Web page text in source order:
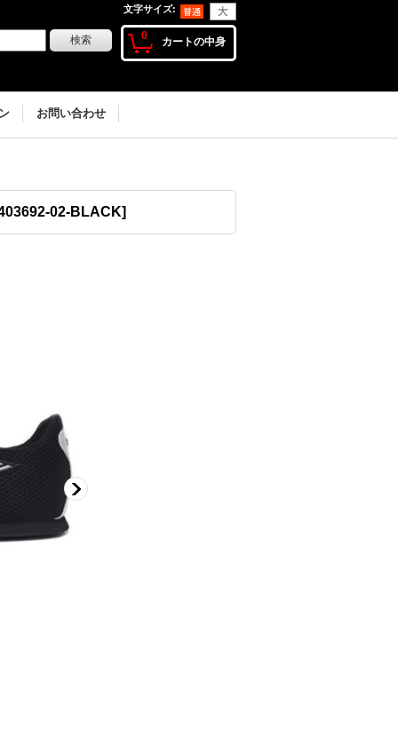
文字サイズ:
0 カートの中身
お問い合わせ
02-BLACK]